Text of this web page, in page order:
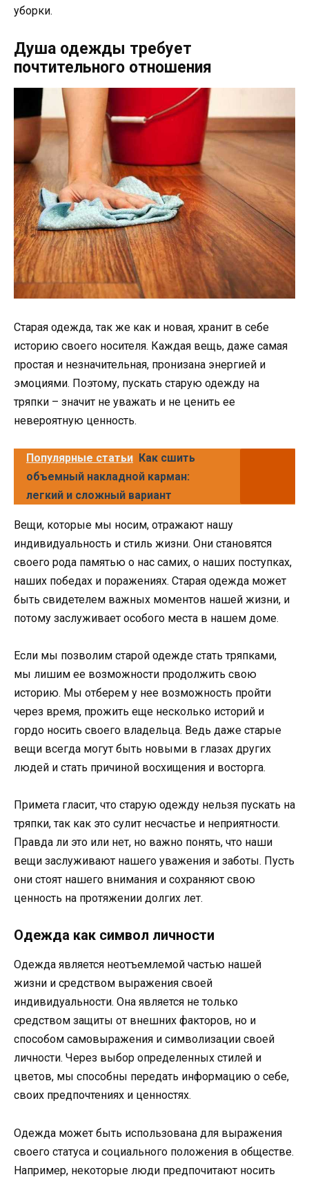
уборки.
Душа одежды требует
почтительного отношения
Старая одежда, так же как и новая, хранит в себе
историю своего носителя. Каждая вещь, даже самая
простая и незначительная, пронизана энергией и
эмоциями. Поэтому, пускать старую одежду на
тряпки – значит не уважать и не ценить ее
невероятную ценность.
Популярные статьи Как сшить
объемный накладной карман:
легкий и сложный вариант
Вещи, которые мы носим, отражают нашу
индивидуальность и стиль жизни. Они становятся
своего рода памятью о нас самих, о наших поступках,
наших победах и поражениях. Старая одежда может
быть свидетелем важных моментов нашей жизни, и
потому заслуживает особого места в нашем доме.
Если мы позволим старой одежде стать тряпками,
мы лишим ее возможности продолжить свою
историю. Мы отберем у нее возможность пройти
через время, прожить еще несколько историй и
гордо носить своего владельца. Ведь даже старые
вещи всегда могут быть новыми в глазах других
людей и стать причиной восхищения и восторга.
Примета гласит, что старую одежду нельзя пускать на
тряпки, так как это сулит несчастье и неприятности.
Правда ли это или нет, но важно понять, что наши
вещи заслуживают нашего уважения и заботы. Пусть
они стоят нашего внимания и сохраняют свою
ценность на протяжении долгих лет.
Одежда как символ личности
Одежда является неотъемлемой частью нашей
жизни и средством выражения своей
индивидуальности. Она является не только
средством защиты от внешних факторов, но и
способом самовыражения и символизации своей
личности. Через выбор определенных стилей и
цветов, мы способны передать информацию о себе,
своих предпочтениях и ценностях.
Одежда может быть использована для выражения
своего статуса и социального положения в обществе.
Например, некоторые люди предпочитают носить